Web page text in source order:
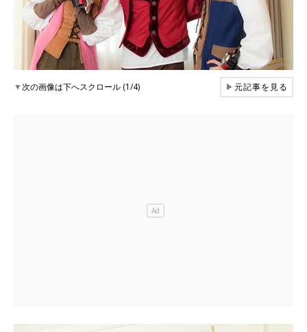
▼次の画像は下へスクロール (1/4) ▶元記事を見る